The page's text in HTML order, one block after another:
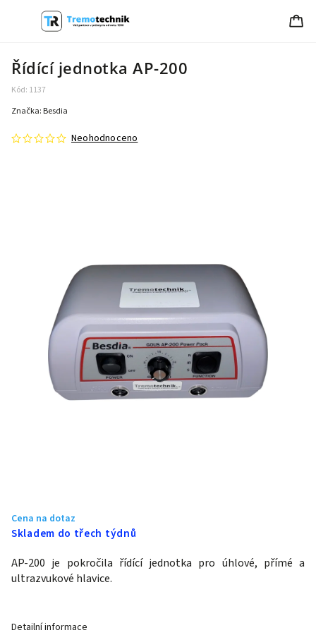
Řídící jednotka AP-200
Kód: 1137
Neohodnoceno
Značka: Besdia
Cena na dotaz
Skladem do třech týdnů
AP-200 je pokročila řídící jednotka pro úhlové, přímé a
ultrazvukové hlavice.
Detailní informace